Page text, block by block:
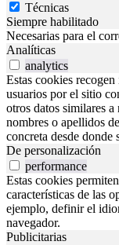
Técnicas
Siempre habilitado
Necesarias para el
Analíticas
analytics
Estas cookies
usuarios por el sitio
otros datos similares
nombres o apellidos
concreta desde donde
De personalización
performance
Estas cookies
características de las
ejemplo, definir el
navegador.
Publicitarias